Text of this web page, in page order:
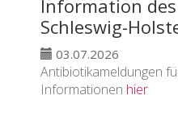
Information
Schleswig-
03.07.2026
Antibiotikameldungen
Informationen hier